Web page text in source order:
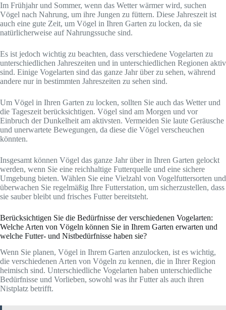
Im Frühjahr und Sommer, wenn das Wetter wärmer wird, suchen
Vögel nach Nahrung, um ihre Jungen zu füttern. Diese Jahreszeit ist
auch eine gute Zeit, um Vögel in Ihren Garten zu locken, da sie
natürlicherweise auf Nahrungssuche sind.
Es ist jedoch wichtig zu beachten, dass verschiedene Vogelarten zu
unterschiedlichen Jahreszeiten und in unterschiedlichen Regionen aktiv
sind. Einige Vogelarten sind das ganze Jahr über zu sehen, während
andere nur in bestimmten Jahreszeiten zu sehen sind.
Um Vögel in Ihren Garten zu locken, sollten Sie auch das Wetter und
die Tageszeit berücksichtigen. Vögel sind am Morgen und vor
Einbruch der Dunkelheit am aktivsten. Vermeiden Sie laute Geräusche
und unerwartete Bewegungen, da diese die Vögel verscheuchen
könnten.
Insgesamt können Vögel das ganze Jahr über in Ihren Garten gelockt
werden, wenn Sie eine reichhaltige Futterquelle und eine sichere
Umgebung bieten. Wählen Sie eine Vielzahl von Vogelfuttersorten und
überwachen Sie regelmäßig Ihre Futterstation, um sicherzustellen, dass
sie sauber bleibt und frisches Futter bereitsteht.
Berücksichtigen Sie die Bedürfnisse der verschiedenen Vogelarten:
Welche Arten von Vögeln können Sie in Ihrem Garten erwarten und
welche Futter- und Nistbedürfnisse haben sie?
Wenn Sie planen, Vögel in Ihrem Garten anzulocken, ist es wichtig,
die verschiedenen Arten von Vögeln zu kennen, die in Ihrer Region
heimisch sind. Unterschiedliche Vogelarten haben unterschiedliche
Bedürfnisse und Vorlieben, sowohl was ihr Futter als auch ihren
Nistplatz betrifft.